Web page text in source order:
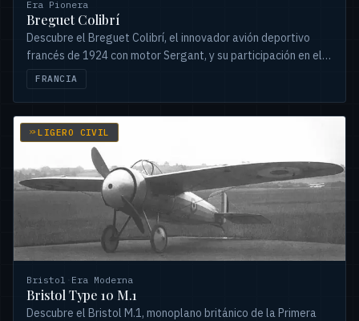
Era Pionera
Breguet Colibrí
Descubre el Breguet Colibrí, el innovador avión deportivo
francés de 1924 con motor Sergant, y su participación en el
desafiante Grand Prix de la Moto-aviette de 1923.
FRANCIA
LIGERO CIVIL
Bristol Era Moderna
Bristol Type 10 M.1
Descubre el Bristol M.1, monoplano británico de la Primera